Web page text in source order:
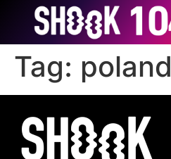
Tag: poland